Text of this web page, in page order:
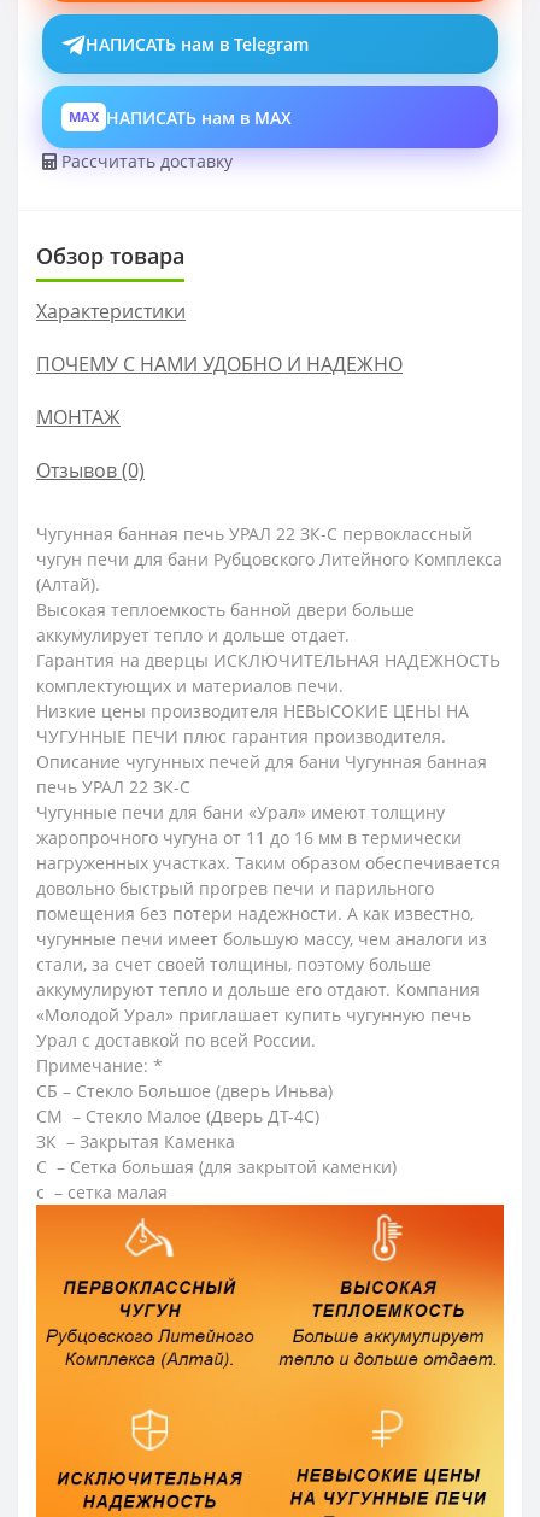
НАПИСАТЬ нам в Telegram
MAX НАПИСАТЬ нам в MAX
Рассчитать доставку
Обзор товара
Характеристики
ПОЧЕМУ С НАМИ УДОБНО И НАДЕЖНО
МОНТАЖ
Отзывов (0)
Чугунная банная печь УРАЛ 22 ЗК-С первоклассный
чугун печи для бани Рубцовского Литейного Комплекса
(Алтай).
Высокая теплоемкость банной двери больше
аккумулирует тепло и дольше отдает.
Гарантия на дверцы ИСКЛЮЧИТЕЛЬНАЯ НАДЕЖНОСТЬ
комплектующих и материалов печи.
Низкие цены производителя НЕВЫСОКИЕ ЦЕНЫ НА
ЧУГУННЫЕ ПЕЧИ плюс гарантия производителя.
Описание чугунных печей для бани Чугунная банная
печь УРАЛ 22 ЗК-С
Чугунные печи для бани «Урал» имеют толщину
жаропрочного чугуна от 11 до 16 мм в термически
нагруженных участках. Таким образом обеспечивается
довольно быстрый прогрев печи и парильного
помещения без потери надежности. А как известно,
чугунные печи имеет большую массу, чем аналоги из
стали, за счет своей толщины, поэтому больше
аккумулируют тепло и дольше его отдают. Компания
«Молодой Урал» приглашает купить чугунную печь
Урал с доставкой по всей России.
Примечание: *
СБ – Стекло Большое (дверь Иньва)
СМ – Стекло Малое (Дверь ДТ-4С)
ЗК – Закрытая Каменка
С – Сетка большая (для закрытой каменки)
с – сетка малая